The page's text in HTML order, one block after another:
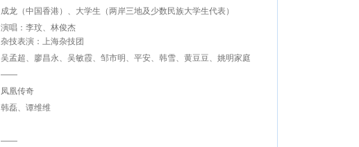
成龙（中国香港）、大学生（两岸三地及少数民族大学生代表）
演唱：李玟、林俊杰
杂技表演：上海杂技团
吴孟超、廖昌永、吴敏霞、邹市明、平安、韩雪、黄豆豆、姚明家庭
——
凤凰传奇
韩磊、谭维维
——